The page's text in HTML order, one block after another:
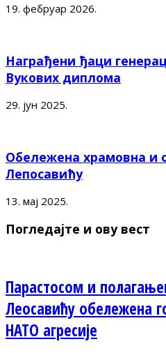
19. фебруар 2026.
Награђени ђаци
Вукових диплома
29. јун 2025.
Обележена храмовна и
Лепосавићу
13. мај 2025.
Погледајте и ову вест
Парастосом и
Леосавићу обележена
НАТО агресије